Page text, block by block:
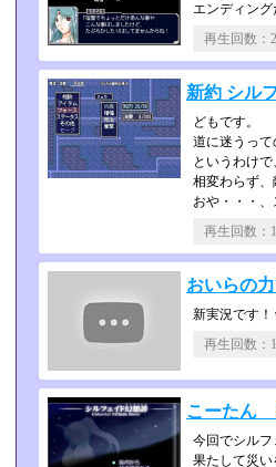
エンディング
再生回数
新約 シル
どもです。
道に迷うって
というわけで
相変わらず、
おや・・・、
再生回数
おいらの
新実況です！
再生回数
こーたん
今回でシル
果たして災い